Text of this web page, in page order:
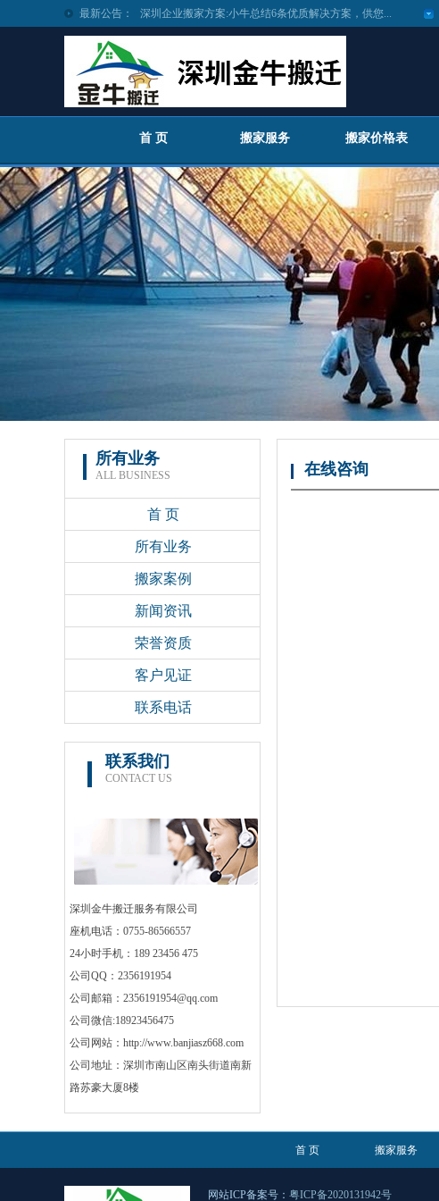
最新公告：
深圳企业搬家方案:小牛总结6条优质解决方案，供您...
深圳搬家上门服务 | 金牛搬家6大贴心上门服务，体...
深圳工厂搬迁在疫情影响下如何抉择？
疫情影响下深圳公司搬家应该怎么办？
深圳搬家公司哪家好？金牛搬迁教你3招，快速决定...
首 页 搬家服务 搬家价格表
所有业务
ALL BUSINESS
首 页
所有业务
搬家案例
新闻资讯
荣誉资质
客户见证
联系电话
联系我们
CONTACT US
深圳金牛搬迁服务有限公司
座机电话：0755-86566557
24小时手机：189 23456 475
公司QQ：2356191954
公司邮箱：2356191954@qq.com
公司微信:18923456475
公司网站：http://www.banjiasz668.com
公司地址：深圳市南山区南头街道南新
路苏豪大厦8楼
在线咨询
首 页 搬家服务
网站ICP备案号： 粤ICP备2020131942号